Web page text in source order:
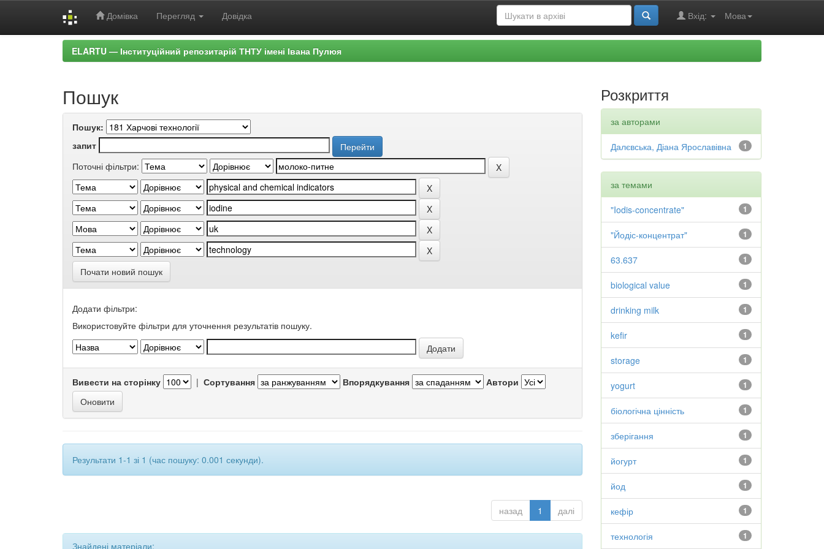
Домівка Перегляд Довідка Мова
Вхід:
ELARTU — Інституційний репозитарій ТНТУ імені Івана Пулюя
Пошук
Пошук:
запит
Поточні фільтри:
Почати новий пошук
Додати фільтри:
Використовуйте фільтри для уточнення результатів пошуку.
Вивести на сторінку | Сортування Впорядкування Автори
Результати 1-1 зі 1 (час пошуку: 0.001 секунди).
назад 1 далі
Знайдені матеріали:
Розкриття
за авторами
1
Далєвська, Діана Ярославівна
за темами
1
"Iodis-concentrate"
1
"Йодіс-концентрат"
1
63.637
1
biological value
1
drinking milk
1
kefir
1
storage
1
yogurt
1
біологічна цінність
1
зберігання
1
йогурт
1
йод
1
кефір
1
технологія